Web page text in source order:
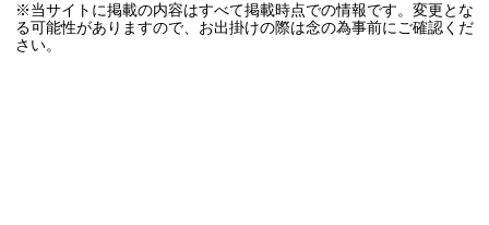
※当サイトに掲載の内容はすべて掲載時点での情報です。変更とな
る可能性がありますので、お出掛けの際は念の為事前にご確認くだ
さい。